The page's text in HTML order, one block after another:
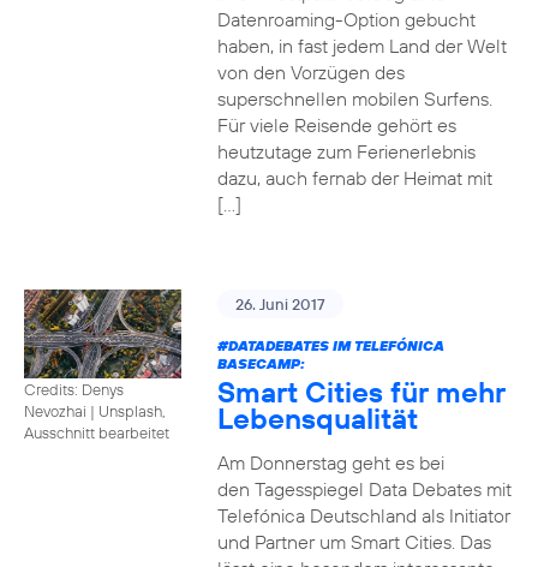
Datenroaming-Option gebucht
haben, in fast jedem Land der Welt
von den Vorzügen des
superschnellen mobilen Surfens.
Für viele Reisende gehört es
heutzutage zum Ferienerlebnis
dazu, auch fernab der Heimat mit
[…]
Credits: Denys
Nevozhai | Unsplash,
Ausschnitt bearbeitet
26. Juni 2017
#DATADEBATESIM TELEFÓNICA
BASECAMP:
Smart Cities für mehr
Lebensqualität
Am Donnerstag geht es bei
den Tagesspiegel Data Debates mit
Telefónica Deutschland als Initiator
und Partner um Smart Cities. Das